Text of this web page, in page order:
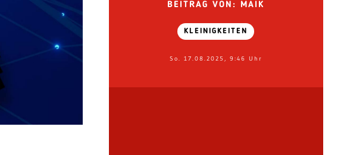
BEITRAG VON: MAIK
KLEINIGKEITEN
So. 17.08.2025, 9:46 Uhr